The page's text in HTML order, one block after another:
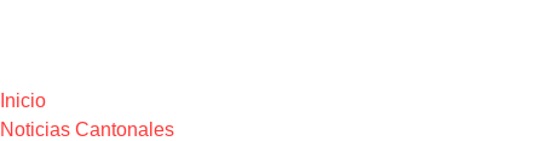
Inicio
Noticias Cantonales